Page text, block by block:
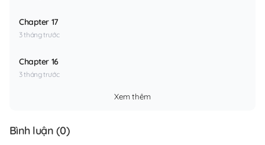
Chapter 17
3 tháng trước
Chapter 16
3 tháng trước
Xem thêm
Bình luận (0)